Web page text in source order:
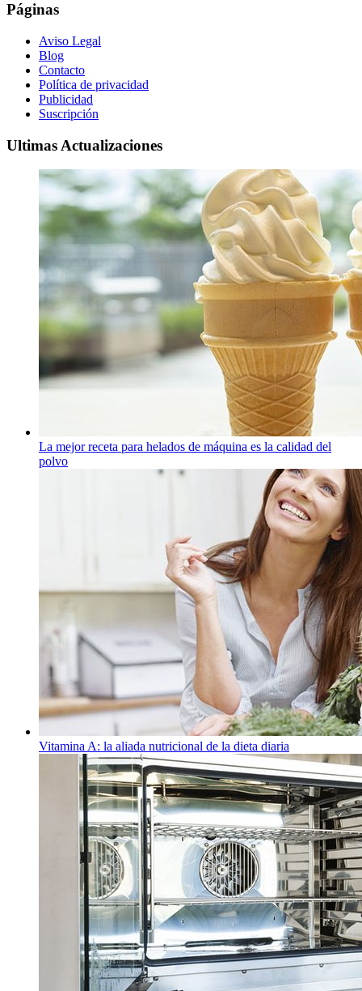
Páginas
Aviso Legal
Blog
Contacto
Política de privacidad
Publicidad
Suscripción
Ultimas Actualizaciones
La mejor receta para helados de máquina es la calidad del
polvo
Vitamina A: la aliada nutricional de la dieta diaria